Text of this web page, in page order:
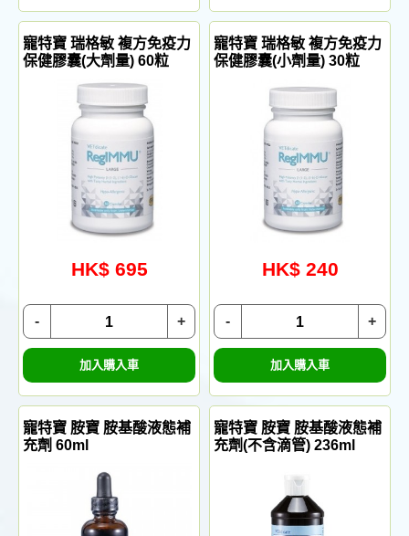
寵特寶 瑞格敏 複方免疫力
保健膠囊(大劑量) 60粒
HK$ 695
+
-
加入購入車
寵特寶 瑞格敏 複方免疫力
保健膠囊(小劑量) 30粒
HK$ 240
+
-
加入購入車
寵特寶 胺寶 胺基酸液態補
充劑 60ml
寵特寶 胺寶 胺基酸液態補
充劑(不含滴管) 236ml